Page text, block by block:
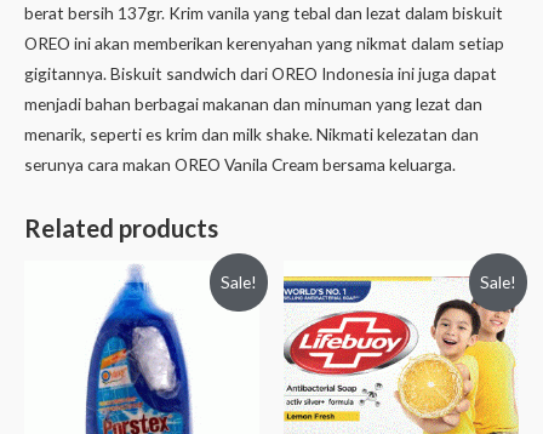
berat bersih 137gr. Krim vanila yang tebal dan lezat dalam biskuit
OREO ini akan memberikan kerenyahan yang nikmat dalam setiap
gigitannya. Biskuit sandwich dari OREO Indonesia ini juga dapat
menjadi bahan berbagai makanan dan minuman yang lezat dan
menarik, seperti es krim dan milk shake. Nikmati kelezatan dan
serunya cara makan OREO Vanila Cream bersama keluarga.
Related products
Sale! Sale!